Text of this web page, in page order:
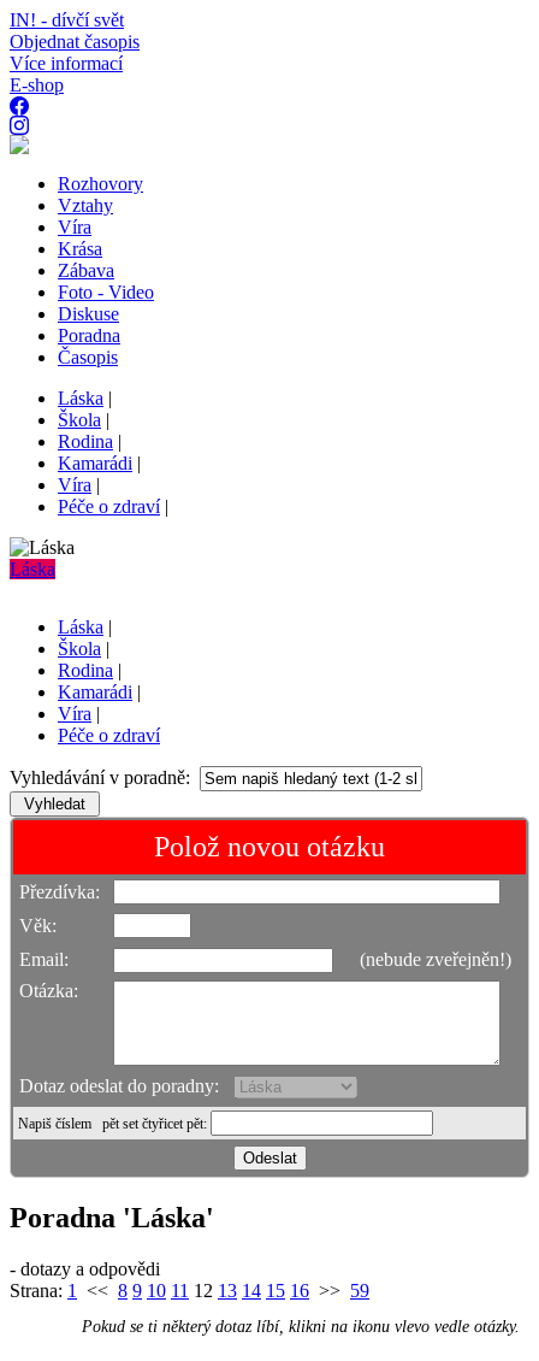
IN! - dívčí svět
Objednat časopis
Více informací
E-shop
Rozhovory
Vztahy
Víra
Krása
Zábava
Foto - Video
Diskuse
Poradna
Časopis
Láska |
Škola |
Rodina |
Kamarádi |
Víra |
Péče o zdraví|
Láska
Láska |
Škola |
Rodina |
Kamarádi |
Víra |
Péče o zdraví
Vyhledávání v poradně:
Polož novou otázku
Přezdívka:
Věk:
Email:
(nebude zveřejněn!)
Otázka:
Dotaz odeslat do poradny:
Napiš číslem pět set čtyřicet pět:
Poradna 'Láska'
- dotazy a odpovědi
Strana: 1 << 8 9 10 11 12 13 14 15 16 >> 59
Pokud se ti některý dotaz líbí, klikni na ikonu vlevo vedle otázky.